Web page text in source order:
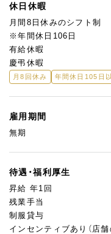
休日休暇
月間8日休みのシフト制
※年間休日106日
有給休暇
慶弔休暇
月8回休み 年間休日105日
雇用期間
無期
待遇・福利厚生
昇給 年1回
残業手当
制服貸与
インセンティブあり（店